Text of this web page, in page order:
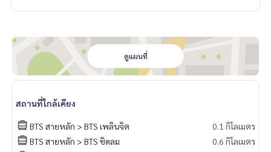
Contact
Khun Nok: Tel.
061-428-9156
Whats app:+66 61 428 9156
Website :
Line ID: @mcre
My Celebrity Co., Ltd. Real Estate Agency, Service You Can T
rust.
ดูแผนที่
สถานที่ใกล้เคียง
BTS สายหลัก > BTS เพลินจิต
0.1 กิโลเมตร
BTS สายหลัก > BTS ชิดลม
0.6 กิโลเมตร